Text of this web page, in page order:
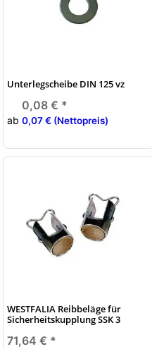
Unterlegscheibe DIN 125 vz
ab
0,08 € *
0,07 € (Nettopreis)
WESTFALIA Reibbeläge für
Sicherheitskupplung SSK 3
71,64 € *